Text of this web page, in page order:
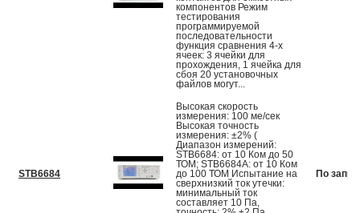
компонентов Режим
тестирования
программируемой
последовательности
функция сравнения 4-х
ячеек: 3 ячейки для
прохождения, 1 ячейка для
сбоя 20 установочных
файлов могут...
STB6684
Высокая скорость
измерения: 100 ме/сек
Высокая точность
измерения: ±2% (
Диапазон измерений:
STB6684: от 10 Ком до 50
ТОМ; STB6684A: от 10 Ком
до 100 ТОМ Испытание на
сверхнизкий ток утечки:
минимальный ток
составляет 10 Па,
По